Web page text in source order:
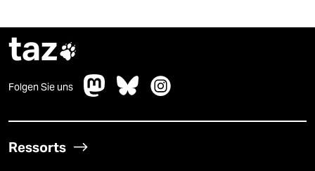
taz
Folgen Sie uns
Ressorts